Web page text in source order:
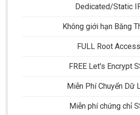
Dedicated/Static
Không giới hạn Băng
FULL Root Access
FREE Let's Encrypt
Miễn Phí Chuyển Dữ
Miễn phí chứng chỉ